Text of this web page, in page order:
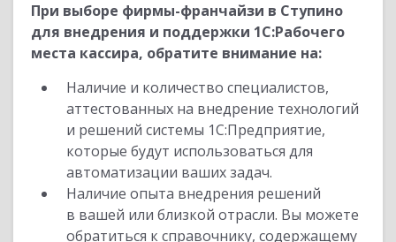
При выборе фирмы-франчайзи в Ступино
для внедрения и поддержки 1С:Рабочего
места кассира, обратите внимание на:
Наличие и количество специалистов,
аттестованных на внедрение технологий
и решений системы 1С:Предприятие,
которые будут использоваться для
автоматизации ваших задач.
Наличие опыта внедрения решений
в вашей или близкой отрасли. Вы можете
обратиться к справочнику, содержащему